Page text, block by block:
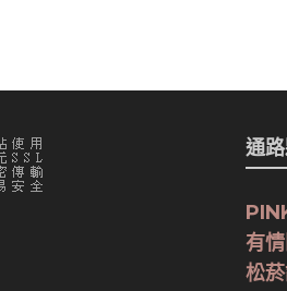
通
有
松